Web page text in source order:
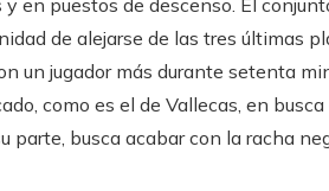
de alejarse de las tres últimas
un jugador más durante setenta
como es el de Vallecas, en busca
parte, busca acabar con la racha